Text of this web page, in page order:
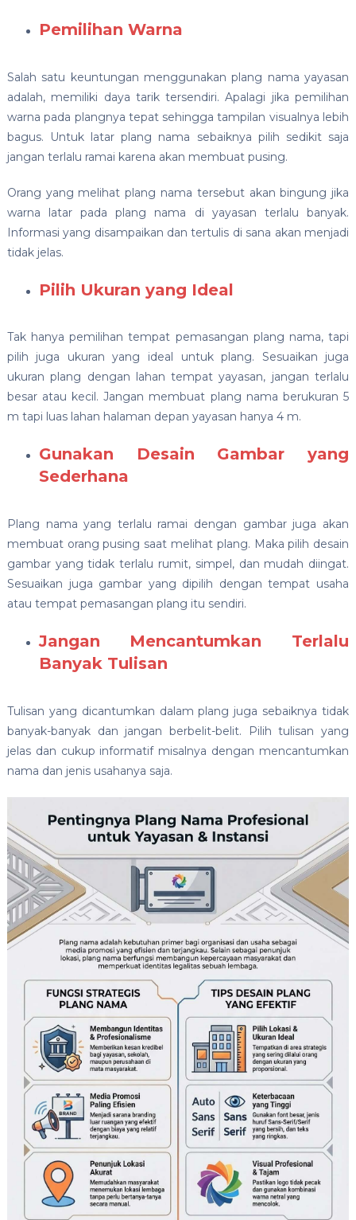
Pemilihan Warna
Salah satu keuntungan menggunakan plang nama yayasan
adalah, memiliki daya tarik tersendiri. Apalagi jika pemilihan
warna pada plangnya tepat sehingga tampilan visualnya lebih
bagus. Untuk latar plang nama sebaiknya pilih sedikit saja
jangan terlalu ramai karena akan membuat pusing.
Orang yang melihat plang nama tersebut akan bingung jika
warna latar pada plang nama di yayasan terlalu banyak.
Informasi yang disampaikan dan tertulis di sana akan menjadi
tidak jelas.
Pilih Ukuran yang Ideal
Tak hanya pemilihan tempat pemasangan plang nama, tapi
pilih juga ukuran yang ideal untuk plang. Sesuaikan juga
ukuran plang dengan lahan tempat yayasan, jangan terlalu
besar atau kecil. Jangan membuat plang nama berukuran 5
m tapi luas lahan halaman depan yayasan hanya 4 m.
Gunakan Desain Gambar yang
Sederhana
Plang nama yang terlalu ramai dengan gambar juga akan
membuat orang pusing saat melihat plang. Maka pilih desain
gambar yang tidak terlalu rumit, simpel, dan mudah diingat.
Sesuaikan juga gambar yang dipilih dengan tempat usaha
atau tempat pemasangan plang itu sendiri.
Jangan Mencantumkan Terlalu
Banyak Tulisan
Tulisan yang dicantumkan dalam plang juga sebaiknya tidak
banyak-banyak dan jangan berbelit-belit. Pilih tulisan yang
jelas dan cukup informatif misalnya dengan mencantumkan
nama dan jenis usahanya saja.